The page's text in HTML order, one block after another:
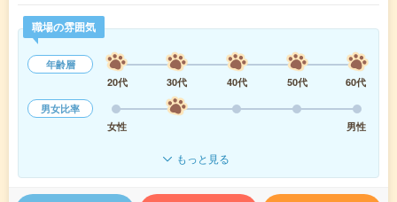
職場の雰囲気
年齢層
20代
30代 40代 50代
60代
男女比率
女性
男性
もっと見る